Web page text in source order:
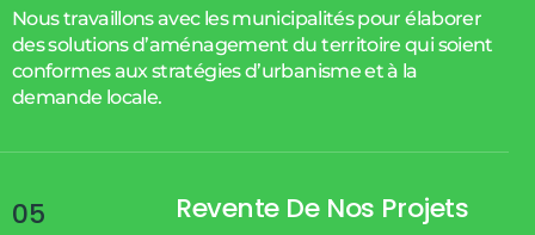
Nous travaillons avec les municipalités pour élaborer
des solutions d’aménagement du territoire qui soient
conformes aux stratégies d’urbanisme et à la
demande locale.
05 Revente De Nos Projets